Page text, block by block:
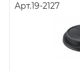
Арт.19-2127